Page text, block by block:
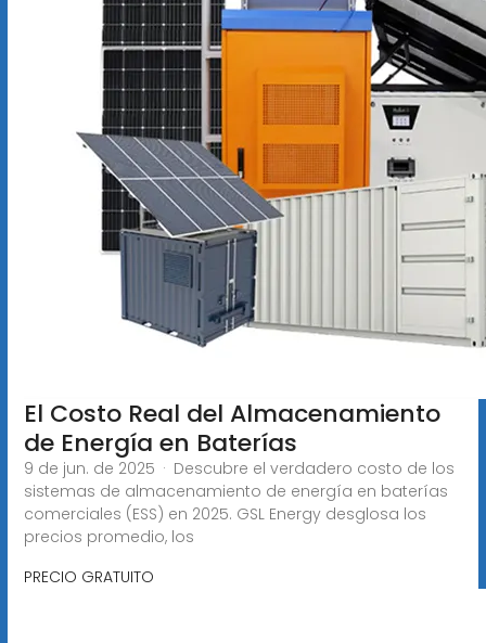
El Costo Real del Almacenamiento
de Energía en Baterías
9 de jun. de 2025 · Descubre el verdadero costo de los
sistemas de almacenamiento de energía en baterías
comerciales (ESS) en 2025. GSL Energy desglosa los
precios promedio, los
PRECIO GRATUITO